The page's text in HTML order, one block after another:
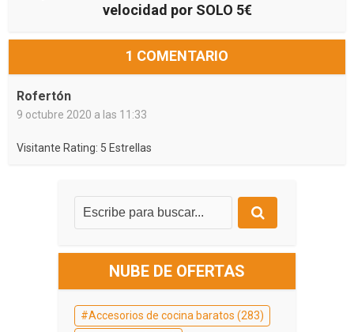
velocidad por SOLO 5€
1 COMENTARIO
Rofertón
9 octubre 2020 a las 11:33
Visitante Rating: 5 Estrellas
NUBE DE OFERTAS
Accesorios de cocina baratos (283)